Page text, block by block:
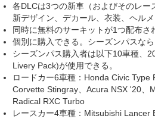
各DLCは3つの新車（およびそのレー
新デザイン、デカール、衣装、ヘルメ
同時に無料のサーキットが1つ配布さ
個別に購入できる。シーズンパスなら
シーズンパス購入者は以下10車種、
Livery Pack)が使用できる。
ロードカー6車種：Honda Civic Type
Corvette Stingray、Acura NSX '20、
Radical RXC Turbo
レースカー4車種：Mitsubishi Lancer